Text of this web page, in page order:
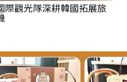
際觀光隊深耕韓國拓展旅